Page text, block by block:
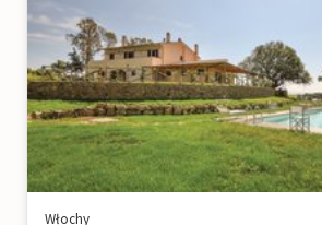
Włochy